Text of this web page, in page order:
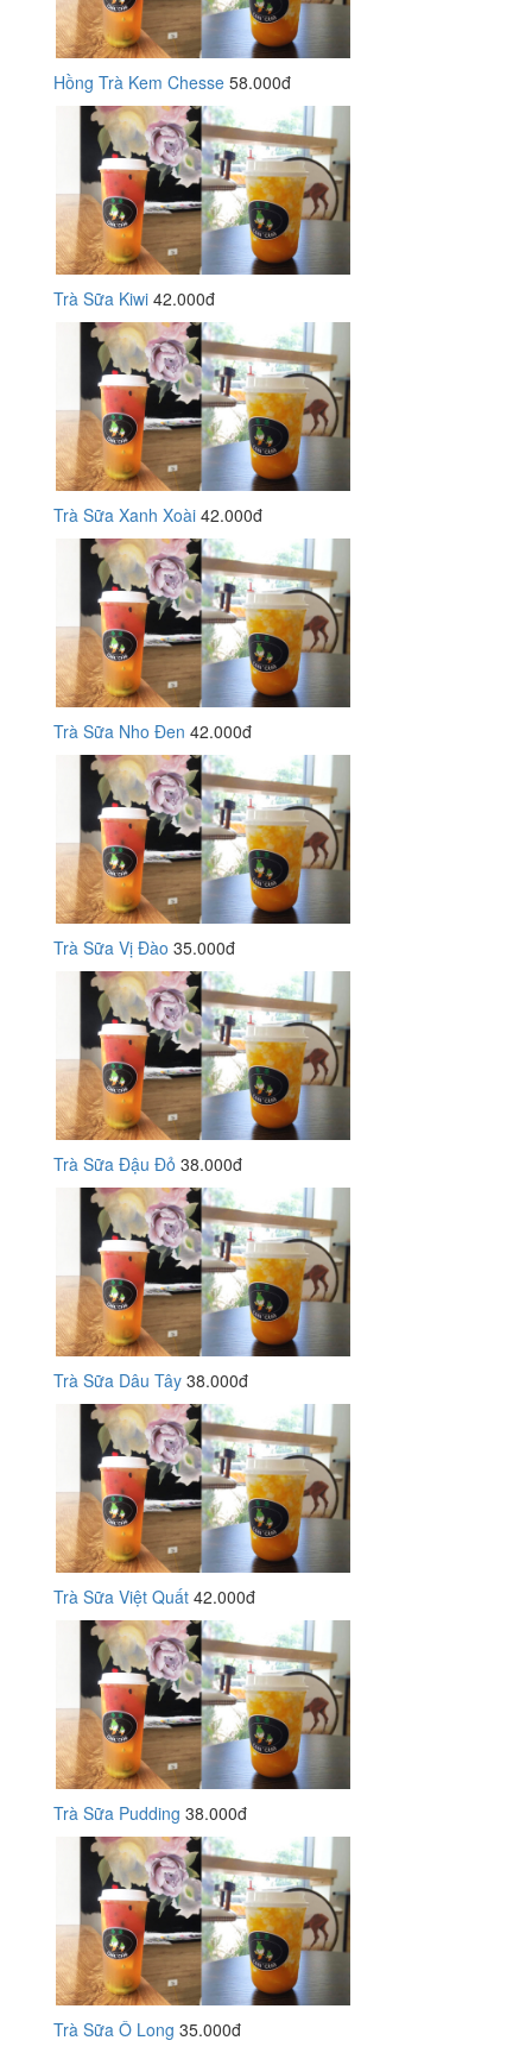
Hồng Trà Kem Chesse 58.000đ
Trà Sữa Kiwi 42.000đ
Trà Sữa Xanh Xoài 42.000đ
Trà Sữa Nho Đen 42.000đ
Trà Sữa Vị Đào 35.000đ
Trà Sữa Đậu Đỏ 38.000đ
Trà Sữa Dâu Tây 38.000đ
Trà Sữa Việt Quất 42.000đ
Trà Sữa Pudding 38.000đ
Trà Sữa Ô Long 35.000đ